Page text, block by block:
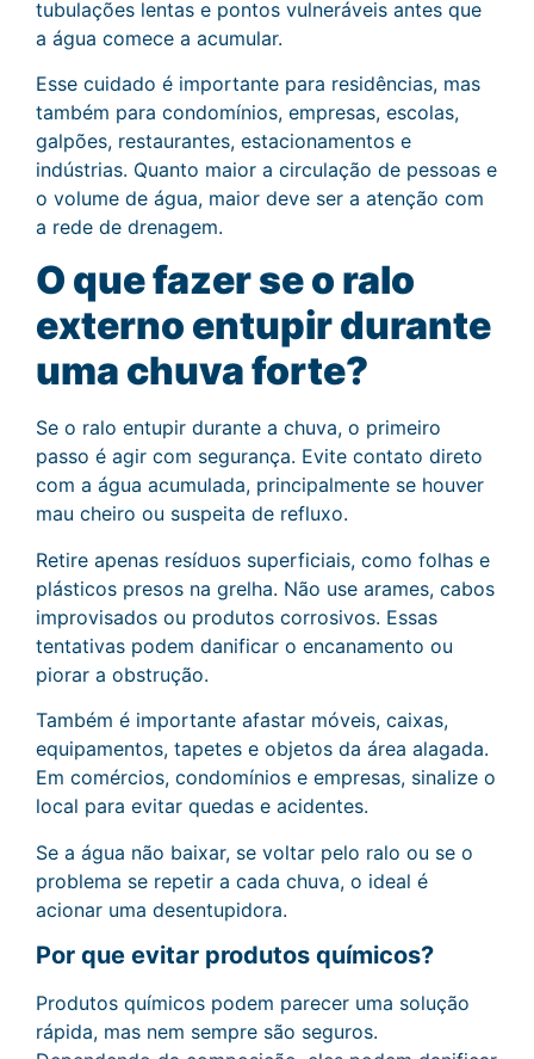
tubulações lentas e pontos vulneráveis antes que
a água comece a acumular.
Esse cuidado é importante para residências, mas
também para condomínios, empresas, escolas,
galpões, restaurantes, estacionamentos e
indústrias. Quanto maior a circulação de pessoas e
o volume de água, maior deve ser a atenção com
a rede de drenagem.
O que fazer se o ralo
externo entupir durante
uma chuva forte?
Se o ralo entupir durante a chuva, o primeiro
passo é agir com segurança. Evite contato direto
com a água acumulada, principalmente se houver
mau cheiro ou suspeita de refluxo.
Retire apenas resíduos superficiais, como folhas e
plásticos presos na grelha. Não use arames, cabos
improvisados ou produtos corrosivos. Essas
tentativas podem danificar o encanamento ou
piorar a obstrução.
Também é importante afastar móveis, caixas,
equipamentos, tapetes e objetos da área alagada.
Em comércios, condomínios e empresas, sinalize o
local para evitar quedas e acidentes.
Se a água não baixar, se voltar pelo ralo ou se o
problema se repetir a cada chuva, o ideal é
acionar uma desentupidora.
Por que evitar produtos químicos?
Produtos químicos podem parecer uma solução
rápida, mas nem sempre são seguros.